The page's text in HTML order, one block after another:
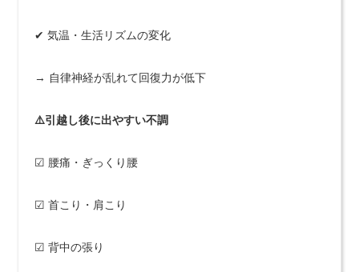
✔ 気温・生活リズムの変化
→ 自律神経が乱れて回復力が低下
⚠️引越し後に出やすい不調
☑ 腰痛・ぎっくり腰
☑ 首こり・肩こり
☑ 背中の張り